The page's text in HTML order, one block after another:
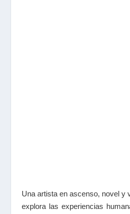
Una artista en ascenso, novel y
explora las experiencias